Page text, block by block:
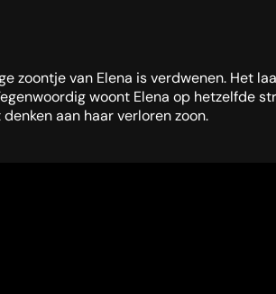
zoontje van Elena is verdwenen. Het
woont Elena op hetzelfde
aan haar verloren zoon.